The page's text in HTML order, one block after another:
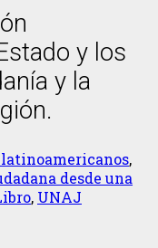
y los
y la
,
desde una
, UNAJ